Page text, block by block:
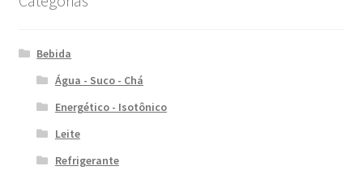
Bebida
Água - Suco - Chá
Energético - Isotônico
Leite
Refrigerante